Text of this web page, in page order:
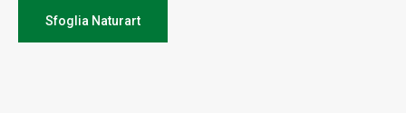
Sfoglia Naturart